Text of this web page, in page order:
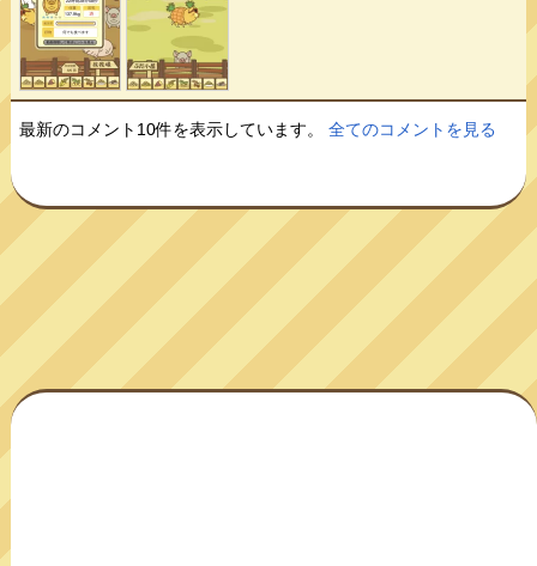
最新のコメント10件を表示しています。全てのコメントを見る